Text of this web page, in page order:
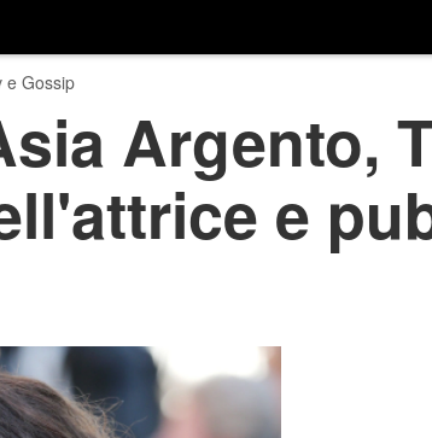
e Gossip
Argento,
e